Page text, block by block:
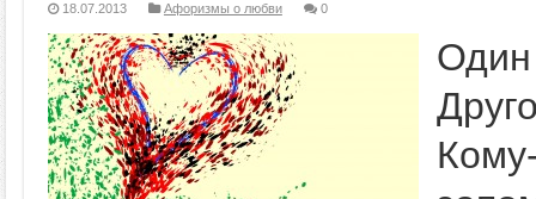
18.07.2013 Афоризмы о любви 0